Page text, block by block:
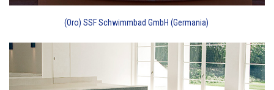
(Oro) SSF Schwimmbad GmbH (Germania)